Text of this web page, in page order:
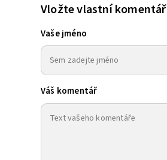
Vložte vlastní komentář
Vaše jméno
Váš komentář